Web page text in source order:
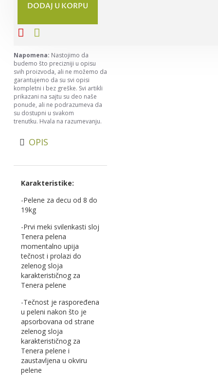
DODAJ U KORPU
Napomena: Nastojimo da
budemo što precizniji u opisu
svih proizvoda, ali ne možemo da
garantujemo da su svi opisi
kompletni i bez greške. Svi artikli
prikazani na sajtu su deo naše
ponude, ali ne podrazumeva da
su dostupni u svakom
trenutku. Hvala na razumevanju.
OPIS
Karakteristike:
-Pelene za decu od 8 do
19kg
-Prvi meki svilenkasti sloj
Tenera pelena
momentalno upija
tečnost i prolazi do
zelenog sloja
karakterističnog za
Tenera pelene
-Tečnost je raspoređena
u peleni nakon što je
apsorbovana od strane
zelenog sloja
karakterističnog za
Tenera pelene i
zaustavljena u okviru
pelene